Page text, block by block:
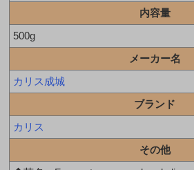
内容量
500g
メーカー名
カリス成城
ブランド
カリス
その他